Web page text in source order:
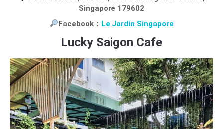
Singapore 179602
Facebook： Le Jardin Singapore
Lucky Saigon Cafe